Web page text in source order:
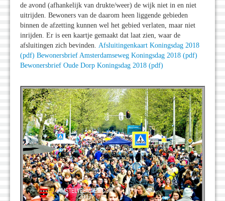
de avond (afhankelijk van drukte/weer) de wijk niet in en niet
uitrijden. Bewoners van de daarom heen liggende gebieden
binnen de afzetting kunnen wel het gebied verlaten, maar niet
inrijden. Er is een kaartje gemaakt dat laat zien, waar de
afsluitingen zich bevinden. Afsluitingenkaart Koningsdag 2018
(pdf) Bewonersbrief Amsterdamseweg Koningsdag 2018 (pdf)
Bewonersbrief Oude Dorp Koningsdag 2018 (pdf)